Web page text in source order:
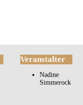
Veranstalter
Nadine
Simmerock